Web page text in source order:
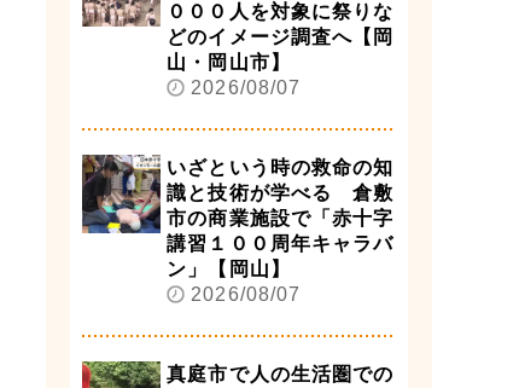
０００人を対象に祭りな
どのイメージ調査へ【岡
山・岡山市】
2026/08/07
いざという時の救命の知
識と技術が学べる 倉敷
市の商業施設で「赤十字
講習１００周年キャラバ
ン」【岡山】
2026/08/07
真庭市で人の生活圏での